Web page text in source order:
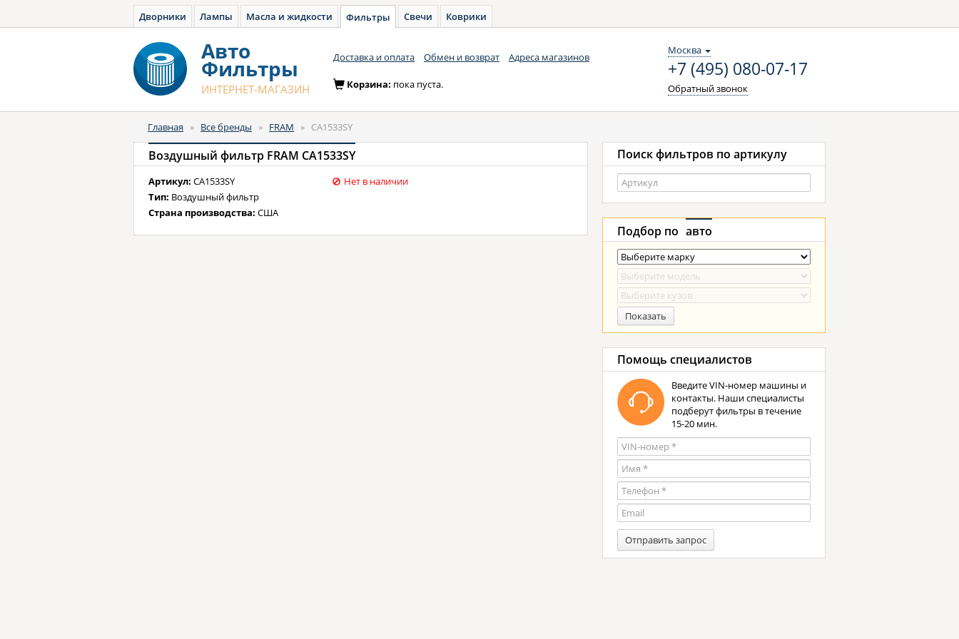
Дворники Лампы Масла и жидкости Фильтры Свечи Коврики
Авто
Фильтры
ИНТЕРНЕТ-МАГАЗИН
Доставка и оплата Обмен и возврат Адреса магазинов
Москва
+7 (495) 080-07-17
Обратный звонок
Корзина: пока пуста.
Главная » Все бренды » FRAM » CA1533SY
Воздушный фильтр FRAM CA1533SY
Артикул: CA1533SY
Тип: Воздушный фильтр
Страна производства: США
Нет в наличии
Поиск фильтров по артикулу
Подбор по авто
Показать
Помощь специалистов
Введите VIN-номер машины и
контакты. Наши специалисты
подберут фильтры в течение
15-20 мин.
Отправить запрос